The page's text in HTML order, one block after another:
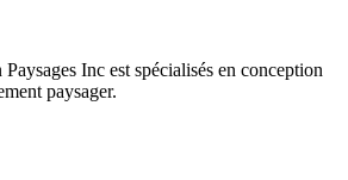
Inc est spécialisés en conception
paysager.